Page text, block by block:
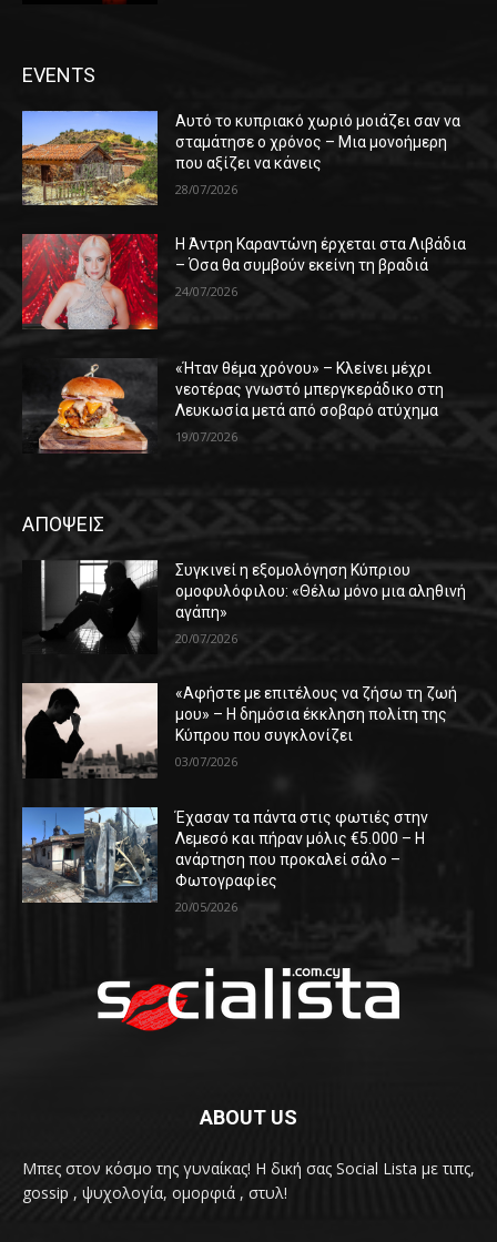
EVENTS
Αυτό το κυπριακό χωριό μοιάζει σαν να
σταμάτησε ο χρόνος – Μια μονοήμερη
που αξίζει να κάνεις
28/07/2026
Η Άντρη Καραντώνη έρχεται στα Λιβάδια
– Όσα θα συμβούν εκείνη τη βραδιά
24/07/2026
«Ήταν θέμα χρόνου» – Κλείνει μέχρι
νεοτέρας γνωστό μπεργκεράδικο στη
Λευκωσία μετά από σοβαρό ατύχημα
19/07/2026
ΑΠΟΨΕΙΣ
Συγκινεί η εξομολόγηση Κύπριου
ομοφυλόφιλου: «Θέλω μόνο μια αληθινή
αγάπη»
20/07/2026
«Αφήστε με επιτέλους να ζήσω τη ζωή
μου» – Η δημόσια έκκληση πολίτη της
Κύπρου που συγκλονίζει
03/07/2026
Έχασαν τα πάντα στις φωτιές στην
Λεμεσό και πήραν μόλις €5.000 – Η
ανάρτηση που προκαλεί σάλο –
Φωτογραφίες
20/05/2026
ABOUT US
Μπες στον κόσμο της γυναίκας! H δική σας Social Lista με τιπς,
gossip , ψυχολογία, ομορφιά , στυλ!